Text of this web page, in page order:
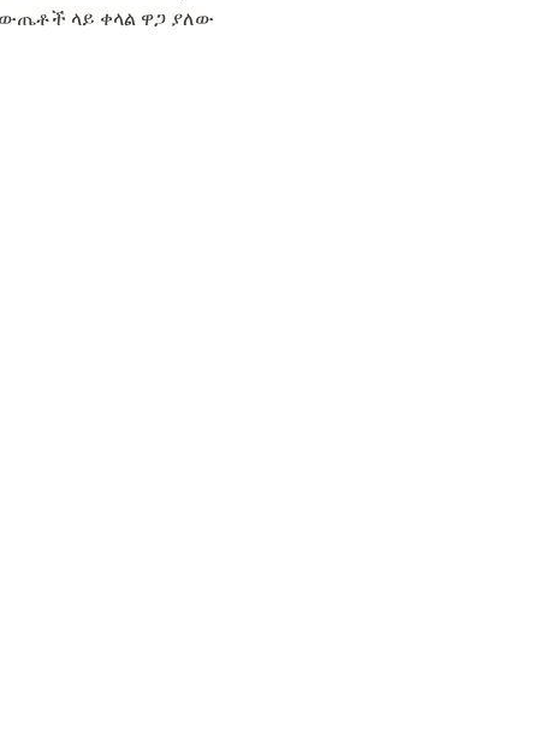
ላይ ቀላል ዋጋ ያለው